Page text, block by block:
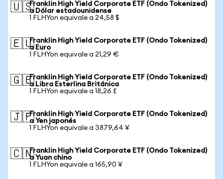
🇺🇸Franklin High Yield Corporate ETF (Ondo Tokenized)
a Dólar estadounidense
1 FLHYon equivale a 24,58 $
🇪🇺Franklin High Yield Corporate ETF (Ondo Tokenized)
a Euro
1 FLHYon equivale a 21,29 €
🇬🇧Franklin High Yield Corporate ETF (Ondo Tokenized)
a Libra Esterlina Británica
1 FLHYon equivale a 18,26 £
🇯🇵Franklin High Yield Corporate ETF (Ondo Tokenized)
a Yen japonés
1 FLHYon equivale a 3879,64 ¥
🇨🇳Franklin High Yield Corporate ETF (Ondo Tokenized)
a Yuan chino
1 FLHYon equivale a 165,90 ¥